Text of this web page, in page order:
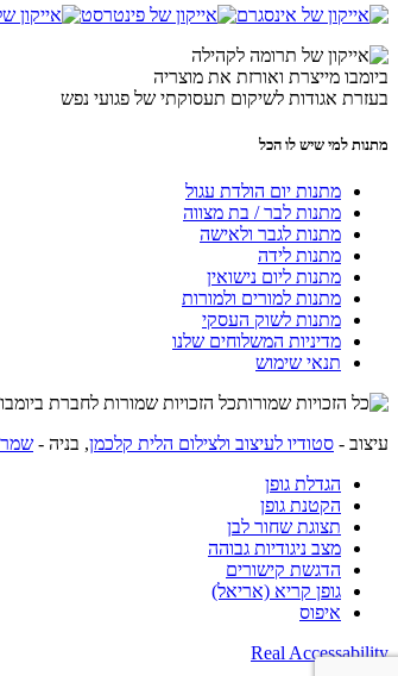
ביומבו מייצרת ואורזת את מוצריה
בעזרת אגודות לשיקום תעסוקתי של פגועי נפש
מתנות למי שיש לו הכל
מתנות יום הולדת עגול
מתנות לבר / בת מצווה
מתנות לגבר ולאישה
מתנות לידה
מתנות ליום נישואין
מתנות למורים ולמורות
מתנות לשוק העסקי
מדיניות המשלוחים שלנו
תנאי שימוש
כל הזכויות שמורות לחברת ביומבו | המתנחלים 32 רמת השרון |
עיצוב - סטודיו לעיצוב ולצילום הלית קלכמן, בניה -
הגדלת גופן
הקטנת גופן
תצוגת שחור לבן
מצב ניגודיות גבוהה
הדגשת קישורים
גופן קריא (אריאל)
איפוס
Real Accessability